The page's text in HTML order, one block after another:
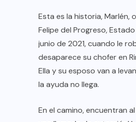
Esta es la historia, Marlén,
Felipe del Progreso,
junio de 2021, cuando le
desaparece su chofer en
Ella y su esposo van a
la ayuda no llega.
En el camino, encuentran